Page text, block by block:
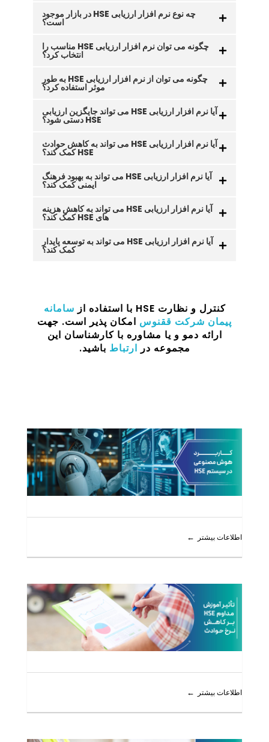
چه نوع نرم افزار ارزیابی HSE در بازار موجود
است؟
چگونه می توان نرم افزار ارزیابی HSE مناسب را
انتخاب کرد؟
چگونه می توان از نرم افزار ارزیابی HSE به طور
موثر استفاده کرد؟
آیا نرم افزار ارزیابی HSE می تواند جایگزین ارزیابی
HSE دستی شود؟
آیا نرم افزار ارزیابی HSE می تواند به کاهش حوادث
HSE کمک کند؟
آیا نرم افزار ارزیابی HSE می تواند به بهبود فرهنگ
ایمنی کمک کند؟
آیا نرم افزار ارزیابی HSE می تواند به کاهش هزینه
های HSE کمک کند؟
آیا نرم افزار ارزیابی HSE می تواند به توسعه پایدار
کمک کند؟
کنترل و نظارت HSE با استفاده از
سامانه
پیمان شرکت ققنوس امکان پذیر است. جهت
ارائه دمو و یا مشاوره با کارشناسان این
مجموعه در ارتباط باشید.
اطلاعات بیشتر
اطلاعات بیشتر